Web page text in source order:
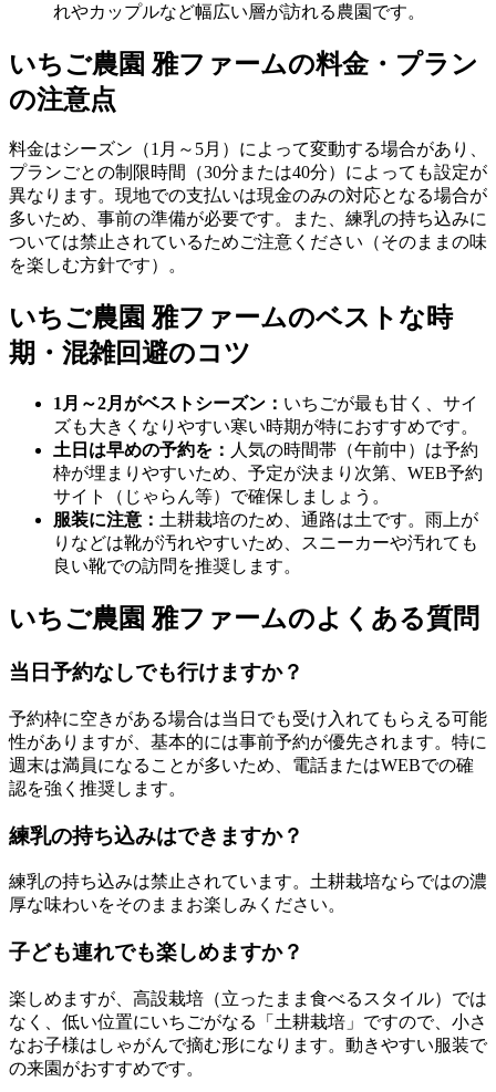
れやカップルなど幅広い層が訪れる農園です。
いちご農園 雅ファームの料金・プラン
の注意点
料金はシーズン（1月～5月）によって変動する場合があり、
プランごとの制限時間（30分または40分）によっても設定が
異なります。現地での支払いは現金のみの対応となる場合が
多いため、事前の準備が必要です。また、練乳の持ち込みに
ついては禁止されているためご注意ください（そのままの味
を楽しむ方針です）。
いちご農園 雅ファームのベストな時
期・混雑回避のコツ
1月～2月がベストシーズン： いちごが最も甘く、サイ
ズも大きくなりやすい寒い時期が特におすすめです。
土日は早めの予約を： 人気の時間帯（午前中）は予約
枠が埋まりやすいため、予定が決まり次第、WEB予約
サイト（じゃらん等）で確保しましょう。
服装に注意： 土耕栽培のため、通路は土です。雨上が
りなどは靴が汚れやすいため、スニーカーや汚れても
良い靴での訪問を推奨します。
いちご農園 雅ファームのよくある質問
当日予約なしでも行けますか？
予約枠に空きがある場合は当日でも受け入れてもらえる可能
性がありますが、基本的には事前予約が優先されます。特に
週末は満員になることが多いため、電話またはWEBでの確
認を強く推奨します。
練乳の持ち込みはできますか？
練乳の持ち込みは禁止されています。土耕栽培ならではの濃
厚な味わいをそのままお楽しみください。
子ども連れでも楽しめますか？
楽しめますが、高設栽培（立ったまま食べるスタイル）では
なく、低い位置にいちごがなる「土耕栽培」ですので、小さ
なお子様はしゃがんで摘む形になります。動きやすい服装で
の来園がおすすめです。